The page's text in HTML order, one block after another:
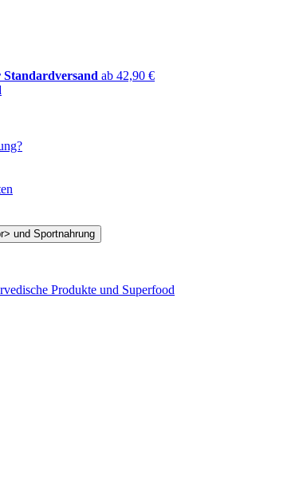
Standardversand ab 42,90 €
Produkte und Superfood